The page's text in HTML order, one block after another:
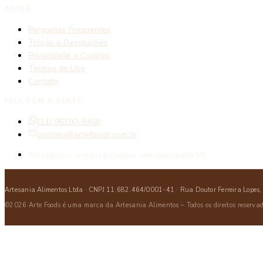
Perguntas Frequentes
Trocas e Devoluções
Privacidade e Cookies
Termos de Uso
Contato
(11) 96190-5468
contato@artefoods.com.br
Artesania Alimentos Ltda · CNPJ 11.682.464/0001-41 · Rua Doutor Ferreira
©2026 Arte Foods é uma marca da Artesania Alimentos – Todos os direitos